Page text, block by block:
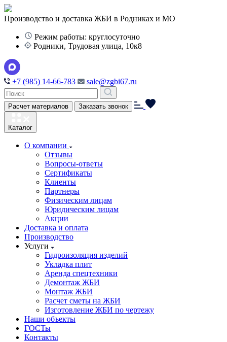
Производство и доставка ЖБИ в Родниках и МО
Режим работы: круглосуточно
Родники, Трудовая улица, 10к8
+7 (985) 14-66-783 sale@zgbi67.ru
Расчет материалов Заказать звонок
Каталог
О компании
Отзывы
Вопросы-ответы
Сертификаты
Клиенты
Партнеры
Физическим лицам
Юридическим лицам
Акции
Доставка и оплата
Производство
Услуги
Гидроизоляция изделий
Укладка плит
Аренда спецтехники
Демонтаж ЖБИ
Монтаж ЖБИ
Расчет сметы на ЖБИ
Изготовление ЖБИ по чертежу
Наши объекты
ГОСТы
Контакты